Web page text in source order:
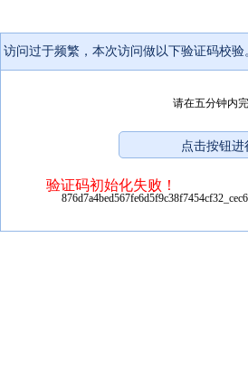
访问过于频繁，本次访问做以下验证码校验
请在五分钟内
验证码初始化失败！